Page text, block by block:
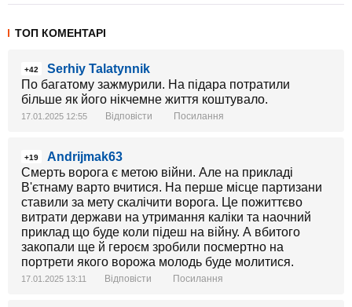
ТОП КОМЕНТАРІ
+42
Serhiy Talatynnik
По багатому зажмурили. На підара потратили
більше як його нікчемне життя коштувало.
17.01.2025 12:55 Відповісти Посилання
+19
Andrijmak63
Смерть ворога є метою війни. Але на прикладі
В'єтнаму варто вчитися. На перше місце партизани
ставили за мету скалічити ворога. Це пожиттєво
витрати держави на утримання каліки та наочний
приклад що буде коли підеш на війну. А вбитого
закопали ще й героєм зробили посмертно на
портрети якого ворожа молодь буде молитися.
17.01.2025 13:11 Відповісти Посилання